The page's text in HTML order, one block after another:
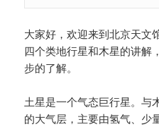
大家好，欢迎来到北京天文
四个类地行星和木星的讲解
步的了解。
土星是一个气态巨行星。与
的大气层，主要由氢气、少